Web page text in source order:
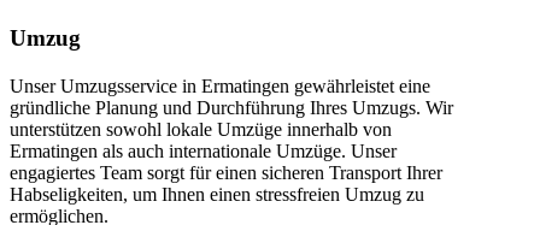
Umzug
Unser Umzugsservice in Ermatingen gewährleistet eine
gründliche Planung und Durchführung Ihres Umzugs. Wir
unterstützen sowohl lokale Umzüge innerhalb von
Ermatingen als auch internationale Umzüge. Unser
engagiertes Team sorgt für einen sicheren Transport Ihrer
Habseligkeiten, um Ihnen einen stressfreien Umzug zu
ermöglichen.